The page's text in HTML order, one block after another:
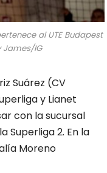
al UTE Budapest
James/IG
Suárez (CV
y Lianet
con la sucursal
Superliga 2. En la
Moreno